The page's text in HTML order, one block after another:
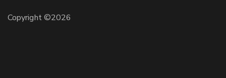
Copyright ©2026